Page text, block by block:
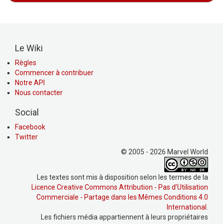
Le Wiki
Règles
Commencer à contribuer
Notre API
Nous contacter
Social
Facebook
Twitter
© 2005 - 2026 Marvel World
Les textes sont mis à disposition selon les termes de la
Licence Creative Commons Attribution - Pas d’Utilisation
Commerciale - Partage dans les Mêmes Conditions 4.0
International
Les fichiers média appartiennent à leurs propriétaires